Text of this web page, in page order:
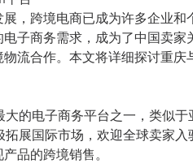
，跨境电商已成为许多企业
子商务需求，成为了中国卖
流合作。本文将详细探讨重
大的电子商务平台之一，类似
拓展国际市场，欢迎全球卖家
品的跨境销售。